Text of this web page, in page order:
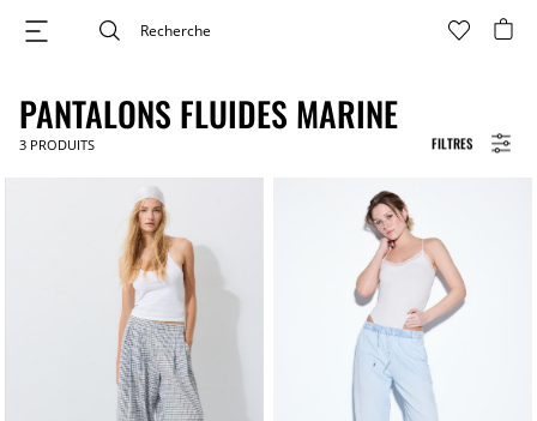
FILTRES
PANTALONS FLUIDES MARINE
3 PRODUITS